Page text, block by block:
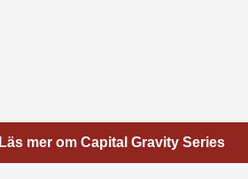
Läs mer om Capital Gravity Series